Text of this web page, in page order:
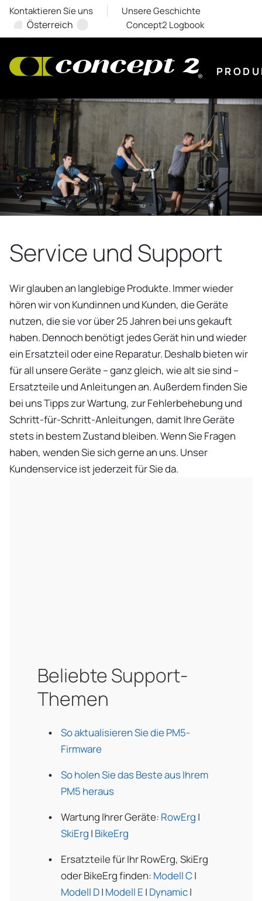
Kontaktieren Sie uns Unsere Geschichte
Österreich Concept2 Logbook
Service und Support
Wir glauben an langlebige Produkte. Immer wieder
hören wir von Kundinnen und Kunden, die Geräte
nutzen, die sie vor über 25 Jahren bei uns gekauft
haben. Dennoch benötigt jedes Gerät hin und wieder
ein Ersatzteil oder eine Reparatur. Deshalb bieten wir
für all unsere Geräte – ganz gleich, wie alt sie sind –
Ersatzteile und Anleitungen an. Außerdem finden Sie
bei uns Tipps zur Wartung, zur Fehlerbehebung und
Schritt-für-Schritt-Anleitungen, damit Ihre Geräte
stets in bestem Zustand bleiben. Wenn Sie Fragen
haben, wenden Sie sich gerne an uns. Unser
Kundenservice ist jederzeit für Sie da.
Beliebte Support-
Themen
So aktualisieren Sie die PM5-
Firmware
So holen Sie das Beste aus Ihrem
PM5 heraus
Wartung Ihrer Geräte: RowErg |
SkiErg | BikeErg
Ersatzteile für Ihr RowErg, SkiErg
oder BikeErg finden: Modell C|
Modell D| Modell E | Dynamic|